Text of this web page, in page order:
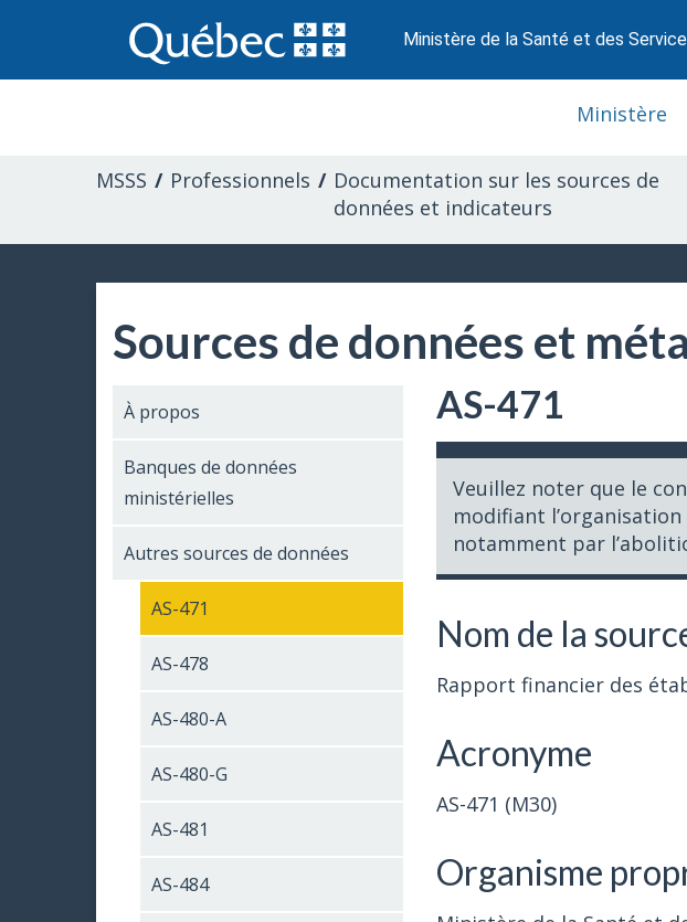
au
contenu
Ministère de la Santé et des
professionnels
Ministère
MSSS Professionnels
Documentation sur les sources de
données et indicateurs
Sources de données et
À propos
Banques de données
ministérielles
Autres sources de données
AS-471
AS-478
AS-480-A
AS-480-G
AS-481
AS-484
AS-471
Veuillez noter que le
modifiant
notamment par
Nom de la
Rapport financier des
Acronyme
AS-471 (M30)
Organisme